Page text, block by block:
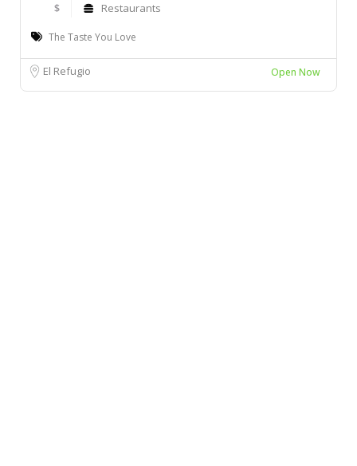
$ Restaurants
The Taste You Love
El Refugio Open Now